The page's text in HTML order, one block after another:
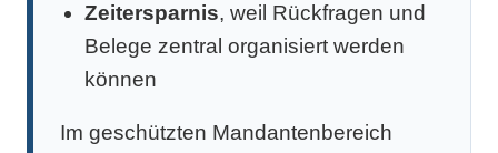
Zeitersparnis, weil Rückfragen und
Belege zentral organisiert werden
können
Im geschützten Mandantenbereich